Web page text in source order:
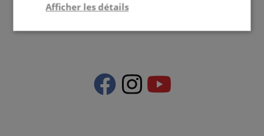
Afficher les détails
Strictement
Performance Ciblage
Fonctionnalité